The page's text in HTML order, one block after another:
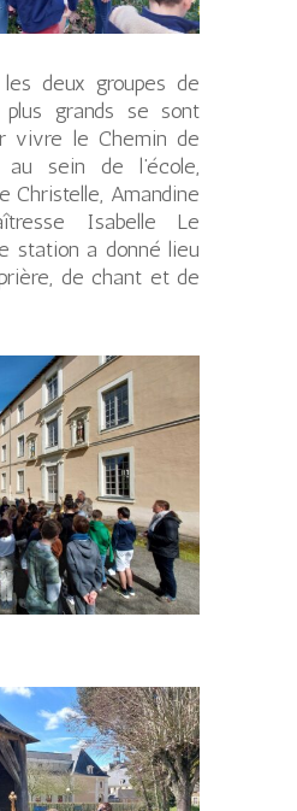
deux groupes de
grands se sont
vivre le Chemin de
au sein de l’école,
Christelle, Amandine
Isabelle Le
station a donné lieu
de chant et de